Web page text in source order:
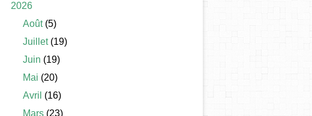
2026
Août(5)
Juillet(19)
Juin (19)
Mai (20)
Avril (16)
Mars (23)